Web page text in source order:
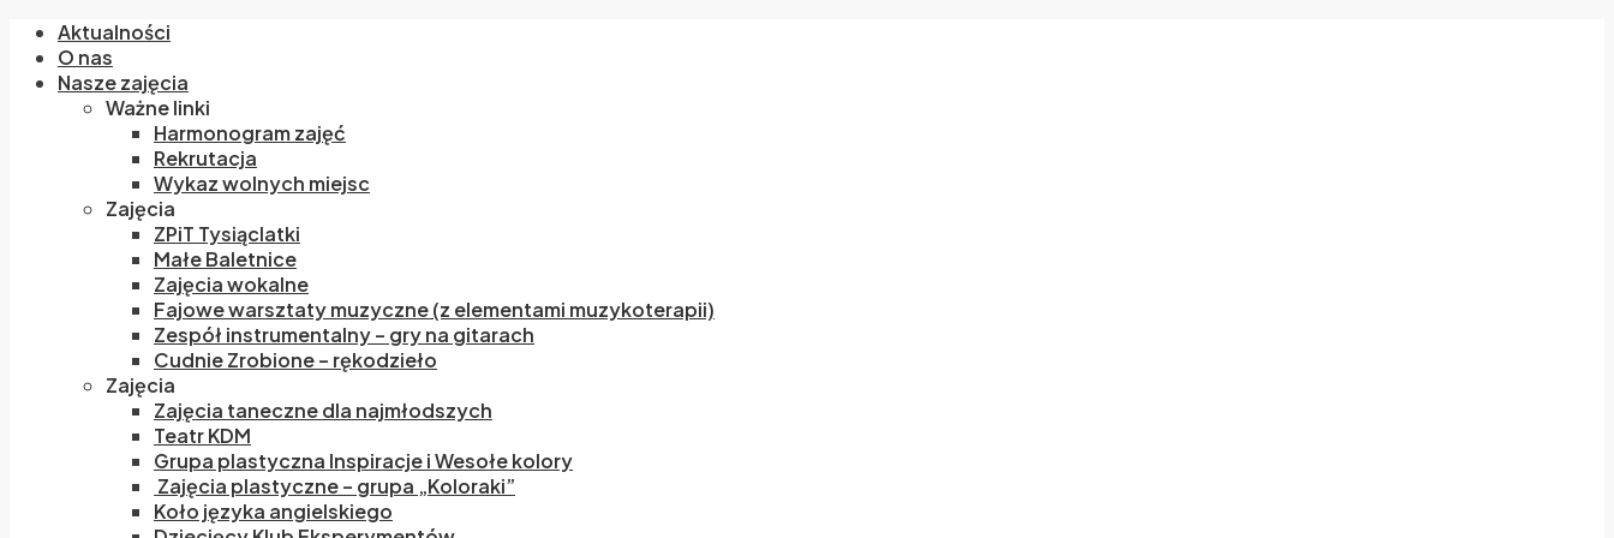
Aktualności
O nas
Nasze zajęcia
Ważne linki
Harmonogram zajęć
Rekrutacja
Wykaz wolnych miejsc
Zajęcia
ZPiT Tysiąclatki
Małe Baletnice
Zajęcia wokalne
Fajowe warsztaty muzyczne (z elementami muzykoterapii)
Zespół instrumentalny – gry na gitarach
Cudnie Zrobione – rękodzieło
Zajęcia
Zajęcia taneczne dla najmłodszych
Teatr KDM
Grupa plastyczna Inspiracje i Wesołe kolory
Zajęcia plastyczne – grupa „Koloraki”
Koło języka angielskiego